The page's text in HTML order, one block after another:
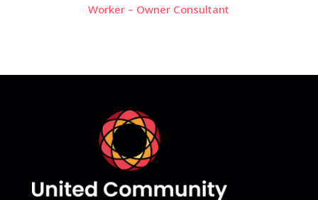
Worker – Owner Consultant